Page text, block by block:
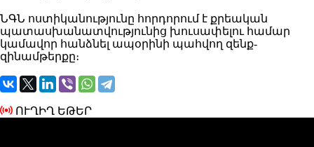
ՆԳՆ ոստիկանությունը հորդորում է քրեական
պատասխանատվությունից խուսափելու համար
կամավոր հանձնել ապօրինի պահվող զենք-
զինամթերքը։
ՈՒՂԻՂ ԵԹԵՐ